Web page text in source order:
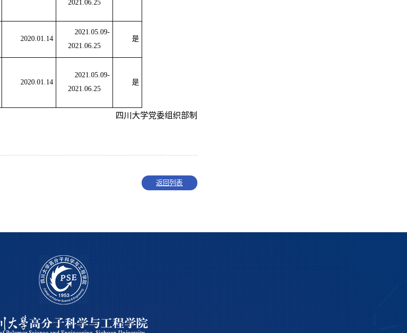
2021.06.25
2020.01.14
2021.05.09-
2021.06.25
是
2020.01.14
2021.05.09-
2021.06.25
是
四川大学党委组织部制
返回列表